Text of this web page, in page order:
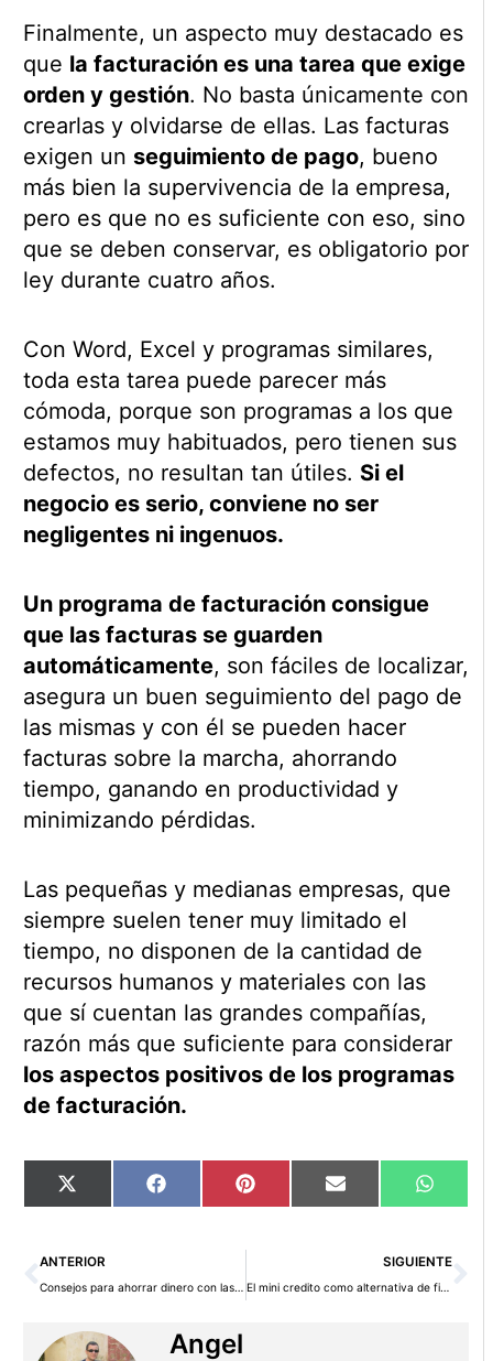
Finalmente, un aspecto muy destacado es
que la facturación es una tarea que exige
orden y gestión. No basta únicamente con
crearlas y olvidarse de ellas. Las facturas
exigen un seguimiento de pago, bueno
más bien la supervivencia de la empresa,
pero es que no es suficiente con eso, sino
que se deben conservar, es obligatorio por
ley durante cuatro años.
Con Word, Excel y programas similares,
toda esta tarea puede parecer más
cómoda, porque son programas a los que
estamos muy habituados, pero tienen sus
defectos, no resultan tan útiles. Si el
negocio es serio, conviene no ser
negligentes ni ingenuos.
Un programa de facturación consigue
que las facturas se guarden
automáticamente, son fáciles de localizar,
asegura un buen seguimiento del pago de
las mismas y con él se pueden hacer
facturas sobre la marcha, ahorrando
tiempo, ganando en productividad y
minimizando pérdidas.
Las pequeñas y medianas empresas, que
siempre suelen tener muy limitado el
tiempo, no disponen de la cantidad de
recursos humanos y materiales con las
que sí cuentan las grandes compañías,
razón más que suficiente para considerar
los aspectos positivos de los programas
de facturación.
Compartir
en
X
(Twitter)
Compartir
en
Facebook Compartir
en
Pinterest Compartir
en
Email
en
Ant
ANTERIOR
Consejos para ahorrar dinero con las flores de tu boda
SIGUIENTE
El mini credito como alternativa de financiacion
Angel